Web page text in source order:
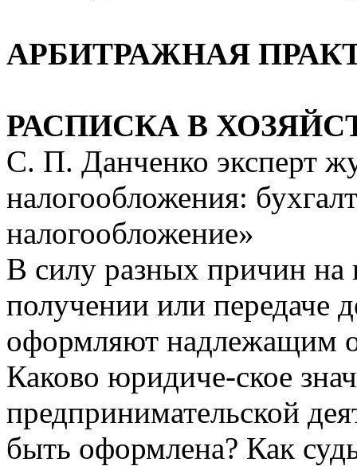
АРБИТРАЖНАЯ
РАСПИСКА В
С. П. Данченко эксперт
налогообложения:
налогообложение»
В силу разных причин на
получении или передаче
оформляют надлежащим
Каково юридиче-ское
предпринимательской
быть оформлена? Как